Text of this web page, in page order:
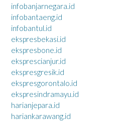
infobanjarnegara.id
infobantaeng.id
infobantul.id
ekspresbekasi.id
ekspresbone.id
eksprescianjur.id
ekspresgresik.id
ekspresgorontalo.id
ekspresindramayu.id
harianjepara.id
hariankarawang.id